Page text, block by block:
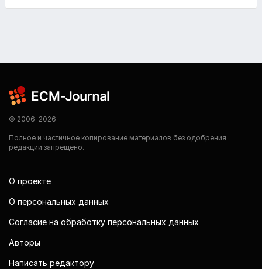
© 2006-2026
Полное и частичное копирование материалов без одобрения
редакции запрещено.
О проекте
О персональных данных
Согласие на обработку персональных данных
Авторы
Написать редактору